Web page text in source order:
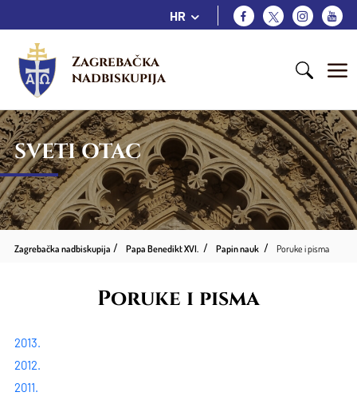
HR
Zagrebačka
nadbiskupija
SVETI OTAC
Zagrebačka nadbiskupija Papa Benedikt XVI. Papin nauk Poruke i pisma
Poruke i pisma
2013.
2012.
2011.